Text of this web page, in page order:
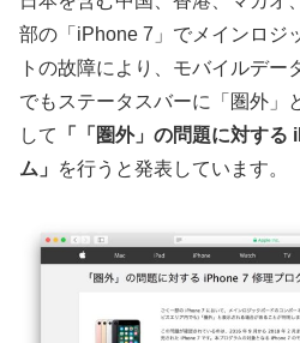
部の「iPhone 7」でメインロジ
トの故障により、モバイルデー
でもステータスバーに「圏外」
して
「「圏外」の問題に対す
ム」
を行うと発表しています。